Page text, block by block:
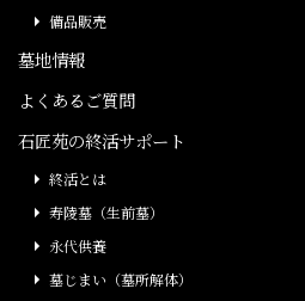
備品販売
墓地情報
よくあるご質問
石匠苑の終活サポート
終活とは
寿陵墓（生前墓）
永代供養
墓じまい（墓所解体）